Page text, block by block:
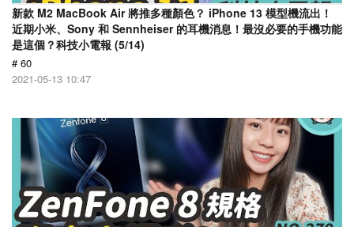
新款 M2 MacBook Air 將推多種顏色？ iPhone 13 模型機流出！
近期小米、Sony 和 Sennheiser 的耳機消息！最沒必要的手機功能
是這個？科技小電報 (5/14)
# 60
2021-05-13 10:47